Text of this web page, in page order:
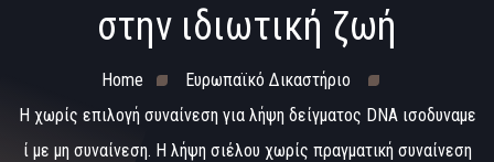
στην ιδιωτική ζωή
Home
Ευρωπαϊκό Δικαστήριο
Η χωρίς επιλογή συναίνεση για λήψη δείγματος DNA ισοδυναμε
ί με μη συναίνεση. Η λήψη σιέλου χωρίς πραγματική συναίνεση